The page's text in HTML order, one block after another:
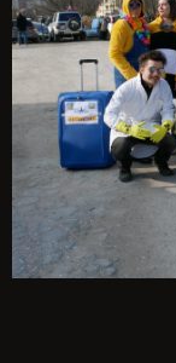
Actualités
Agenda
Contact